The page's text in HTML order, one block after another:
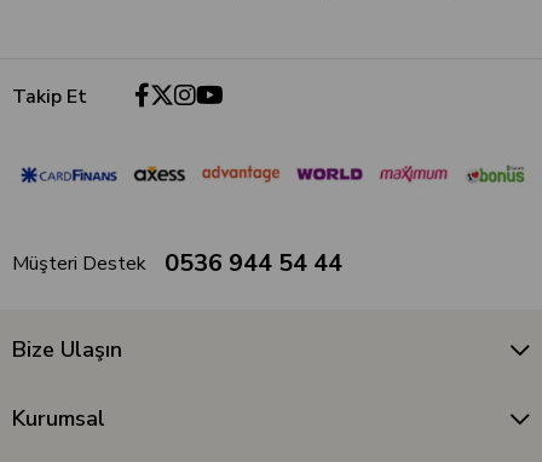
Takip Et
Müşteri Destek 0536 944 54 44
Bize Ulaşın
Kurumsal